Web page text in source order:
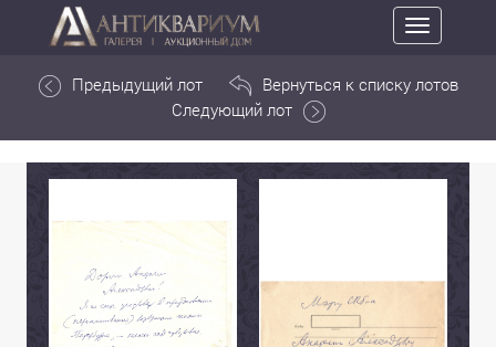
Toggle
navigation
Предыдущий лот
Вернуться к списку лотов
Следующий лот